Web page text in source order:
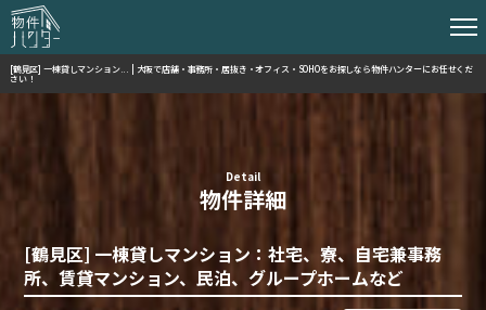
[鶴見区] 一棟貸しマンション... | 大阪で店舗・事務所・居抜き・オフィス・SOHOをお探しなら物件ハンターにお任せくだ
さい！
Detail
物件詳細
[鶴見区] 一棟貸しマンション：社宅、寮、自宅兼事務
所、賃貸マンション、民泊、グループホームなど